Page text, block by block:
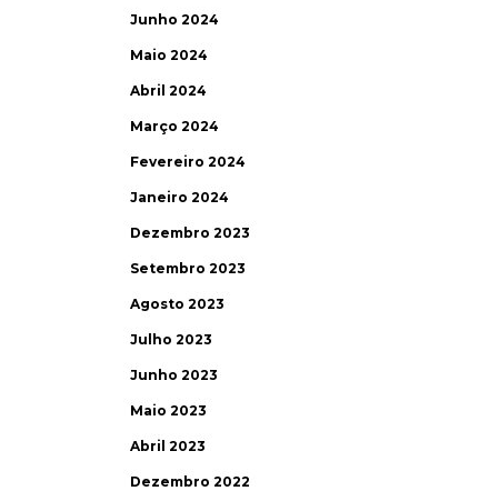
Junho 2024
Maio 2024
Abril 2024
Março 2024
Fevereiro 2024
Janeiro 2024
Dezembro 2023
Setembro 2023
Agosto 2023
Julho 2023
Junho 2023
Maio 2023
Abril 2023
Dezembro 2022